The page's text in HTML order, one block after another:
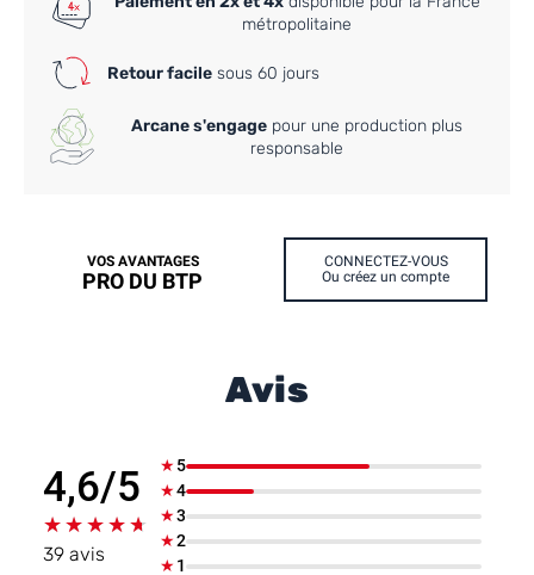
métropolitaine
Retour facile sous 60 jours
Arcane s'engage pour une production plus
responsable
VOS AVANTAGES
PRO DU BTP
CONNECTEZ-VOUS
Ou créez un compte
Avis
4,6/5
★★★★★
★★★★★
39 avis
★5
★4
★3
★2
★1